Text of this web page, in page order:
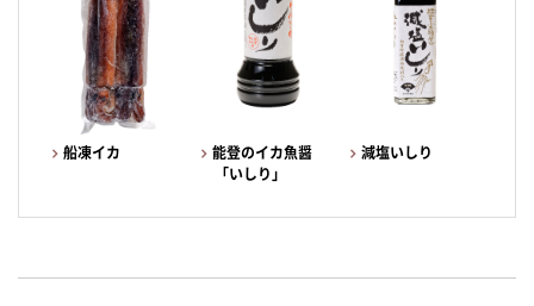
船凍イカ
能登のイカ魚醤
「いしり」
減塩いしり